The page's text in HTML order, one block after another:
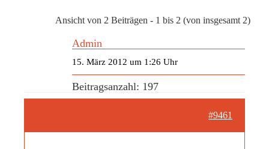
Ansicht von 2 Beiträgen - 1 bis 2 (von insgesamt 2)
Admin
15. März 2012 um 1:26 Uhr
Beitragsanzahl: 197
#9461